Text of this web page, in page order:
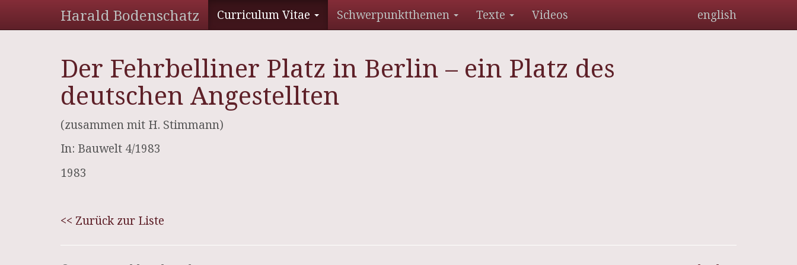
Harald Bodenschatz Curriculum Vitae Schwerpunktthemen Texte Videos english
Der Fehrbelliner Platz in Berlin – ein Platz des
deutschen Angestellten
(zusammen mit H. Stimmann)
In: Bauwelt 4/1983
1983
<< Zurück zur Liste